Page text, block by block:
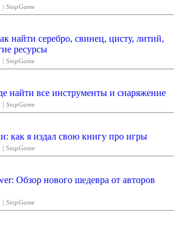
| StopGame
найти серебро, свинец, цисту, литий,
ресурсы
| StopGame
найти все инструменты и снаряжение
| StopGame
как я издал свою книгу про игры
| StopGame
Обзор нового шедевра от авторов
| StopGame